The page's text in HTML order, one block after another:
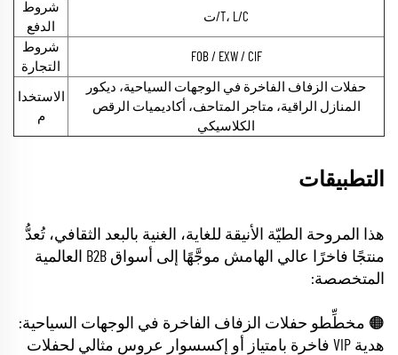
شروط
الدفع
ت/T، L/C
شروط
التجارة
FOB / EXW / CIF
الاستخدا
م
حفلات الزفاف الفاخرة في الوجهات السياحية، ديكور
المنازل الراقية، متاجر المتاحف، أكاديميات الرقص
الكلاسيكي
التطبيقات
هذا المروحة الطيّة الأنيقة للغاية، الغنية بالبعد الثقافي، تُعدُّ
منتجًا فاخرًا عالي الهامش موجَّهًا إلى أسواق B2B العالمية
المتخصصة:
🟠 مخطِّطو حفلات الزفاف الفاخرة في الوجهات السياحية:
هدية VIP فاخرة بامتياز أو إكسسوار عروسٍ مثالي لحفلات